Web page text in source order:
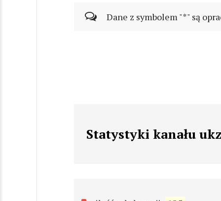
Dane z symbolem "*" są
Statystyki kanału